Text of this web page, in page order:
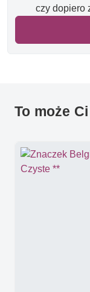
czy dopiero
To może